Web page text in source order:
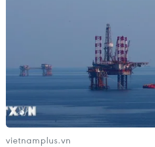
Các thương hiệu như
Royce đã ghi nhận doanh số
châu Âu và Bắc Mỹ vẫn là
cho các thương hiệu xe cao cấp.
vietnamplus.vn